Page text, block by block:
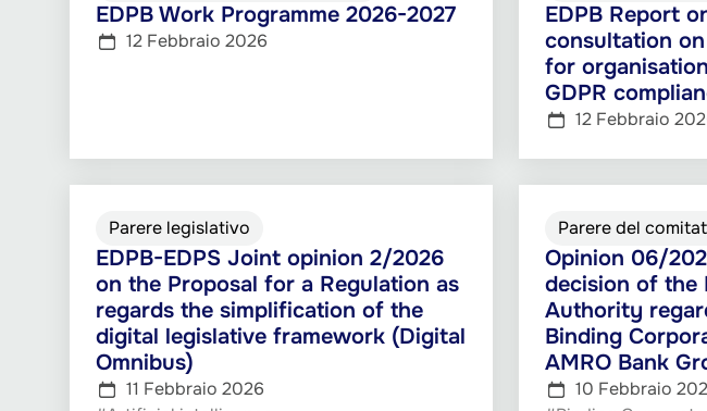
EDPB Work Programme 2026-2027
12 Febbraio 2026
EDPB Report
consultation
for
GDPR
12 Febbraio
EDPB-EDPS Joint opinion 2/2026
on the Proposal for a Regulation as
regards the simplification of the
digital legislative framework (Digital
Omnibus)
Parere legislativo
11 Febbraio 2026
Opinion 06/
decision of the
Authority
Binding
AMRO Bank
Parere del
10 Febbraio